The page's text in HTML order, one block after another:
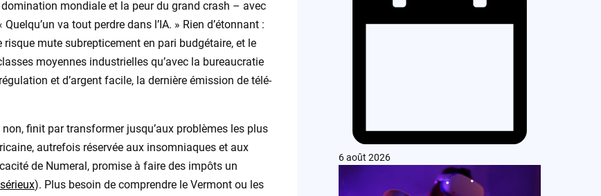
mondiale et la peur du grand crash – avec
va tout perdre dans l’IA. » Rien d’étonnant :
mute subrepticement en pari budgétaire, et le
moyennes industrielles qu’avec la bureaucratie
et d’argent facile, la dernière émission de télé-
finit par transformer jusqu’aux problèmes les plus
autrefois réservée aux insomniaques et aux
de Numeral, promise à faire des impôts un
). Plus besoin de comprendre le Vermont ou les
6 août 2026